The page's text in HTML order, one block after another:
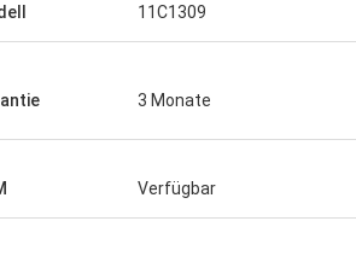
11C1309
3 Monate
Verfügbar